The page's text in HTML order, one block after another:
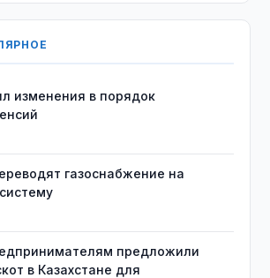
изменения в порядок
газоснабжение на
предложили
в Казахстане для